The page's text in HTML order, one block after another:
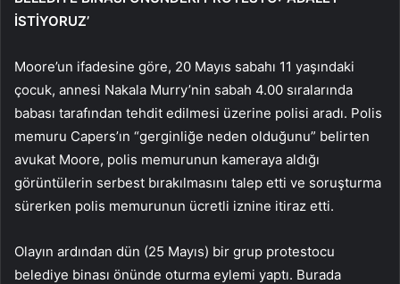
İSTİYORUZ’
Moore’un ifadesine göre, 20 Mayıs sabahı 11 yaşındaki
çocuk, annesi Nakala Murry’nin sabah 4.00 sıralarında
babası tarafından tehdit edilmesi üzerine polisi aradı. Polis
memuru Capers’ın “gerginliğe neden olduğunu” belirten
avukat Moore, polis memurunun kameraya aldığı
görüntülerin serbest bırakılmasını talep etti ve soruşturma
sürerken polis memurunun ücretli iznine itiraz etti.
Olayın ardından dün (25 Mayıs) bir grup protestocu
belediye binası önünde oturma eylemi yaptı. Burada